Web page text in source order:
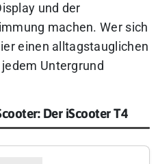
und der
machen. Wer sich
einen alltagstauglichen
Untergrund
Der iScooter T4